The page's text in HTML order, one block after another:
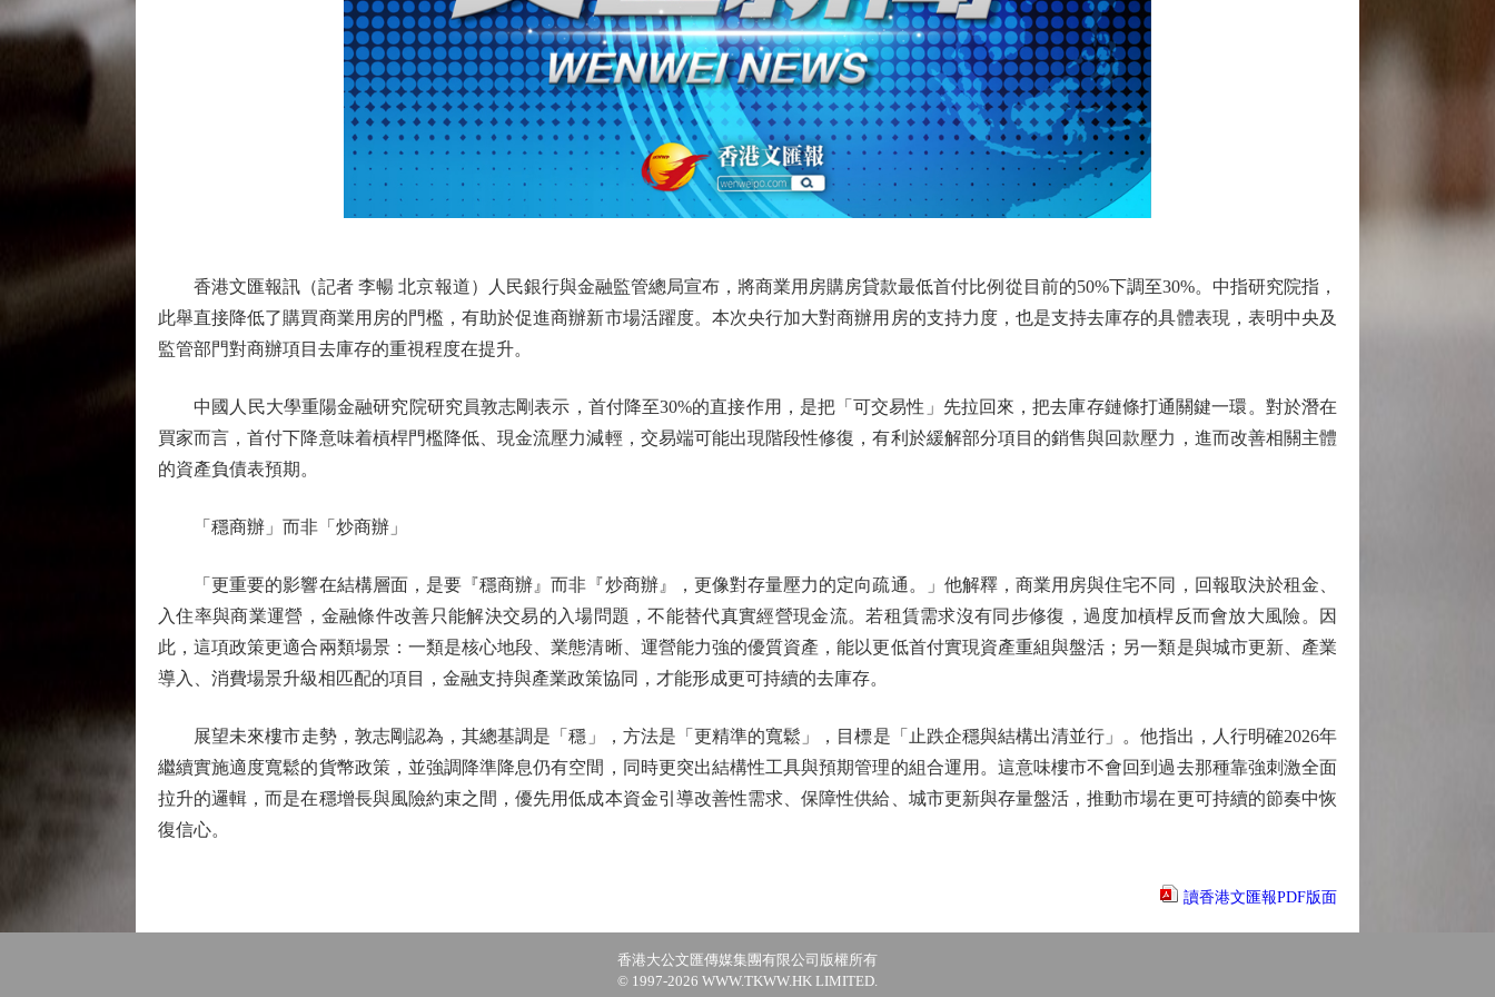
香港文匯報訊（記者 李暢 北京報道）人民銀行與金融監管總局宣布，將商業用房購房貸款最低首付比例從目前的50%下調至30%。中指研究院指，
此舉直接降低了購買商業用房的門檻，有助於促進商辦新市場活躍度。本次央行加大對商辦用房的支持力度，也是支持去庫存的具體表現，表明中央及
監管部門對商辦項目去庫存的重視程度在提升。
中國人民大學重陽金融研究院研究員敦志剛表示，首付降至30%的直接作用，是把「可交易性」先拉回來，把去庫存鏈條打通關鍵一環。對於潛在
買家而言，首付下降意味着槓桿門檻降低、現金流壓力減輕，交易端可能出現階段性修復，有利於緩解部分項目的銷售與回款壓力，進而改善相關主體
的資產負債表預期。
「穩商辦」而非「炒商辦」
「更重要的影響在結構層面，是要『穩商辦』而非『炒商辦』，更像對存量壓力的定向疏通。」他解釋，商業用房與住宅不同，回報取決於租金、
入住率與商業運營，金融條件改善只能解決交易的入場問題，不能替代真實經營現金流。若租賃需求沒有同步修復，過度加槓桿反而會放大風險。因
此，這項政策更適合兩類場景：一類是核心地段、業態清晰、運營能力強的優質資產，能以更低首付實現資產重組與盤活；另一類是與城市更新、產業
導入、消費場景升級相匹配的項目，金融支持與產業政策協同，才能形成更可持續的去庫存。
展望未來樓市走勢，敦志剛認為，其總基調是「穩」，方法是「更精準的寬鬆」，目標是「止跌企穩與結構出清並行」。他指出，人行明確2026年
繼續實施適度寬鬆的貨幣政策，並強調降準降息仍有空間，同時更突出結構性工具與預期管理的組合運用。這意味樓市不會回到過去那種靠強刺激全面
拉升的邏輯，而是在穩增長與風險約束之間，優先用低成本資金引導改善性需求、保障性供給、城市更新與存量盤活，推動市場在更可持續的節奏中恢
復信心。
讀香港文匯報PDF版面
香港大公文匯傳媒集團有限公司版權所有
© 1997-2026 WWW.TKWW.HK LIMITED.